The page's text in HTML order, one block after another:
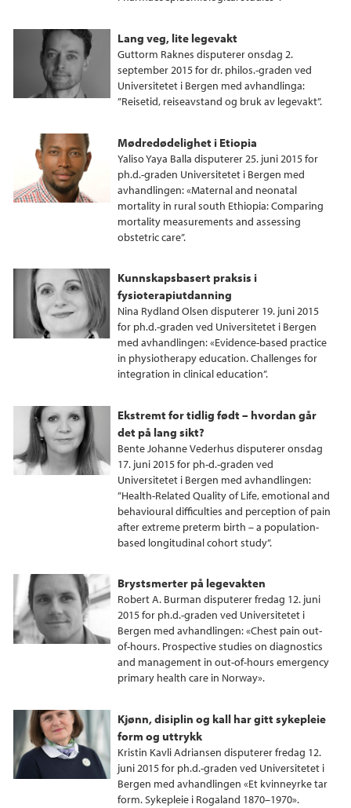
Lang veg, lite legevakt
Guttorm Raknes disputerer onsdag 2.
september 2015 for dr. philos.-graden ved
Universitetet i Bergen med avhandlinga:
”Reisetid, reiseavstand og bruk av legevakt”.
Mødredødelighet i Etiopia
Yaliso Yaya Balla disputerer 25. juni 2015 for
ph.d.-graden Universitetet i Bergen med
avhandlingen: «Maternal and neonatal
mortality in rural south Ethiopia: Comparing
mortality measurements and assessing
obstetric care”.
Kunnskapsbasert praksis i
fysioterapiutdanning
Nina Rydland Olsen disputerer 19. juni 2015
for ph.d.-graden ved Universitetet i Bergen
med avhandlingen: «Evidence-based practice
in physiotherapy education. Challenges for
integration in clinical education”.
Ekstremt for tidlig født – hvordan går
det på lang sikt?
Bente Johanne Vederhus disputerer onsdag
17. juni 2015 for ph-d.-graden ved
Universitetet i Bergen med avhandlingen:
”Health-Related Quality of Life, emotional and
behavioural difficulties and perception of pain
after extreme preterm birth – a population-
based longitudinal cohort study”.
Brystsmerter på legevakten
Robert A. Burman disputerer fredag 12. juni
2015 for ph.d.-graden ved Universitetet i
Bergen med avhandlingen: «Chest pain out-
of-hours. Prospective studies on diagnostics
and management in out-of-hours emergency
primary health care in Norway».
Kjønn, disiplin og kall har gitt sykepleie
form og uttrykk
Kristin Kavli Adriansen disputerer fredag 12.
juni 2015 for ph.d.-graden ved Universitetet i
Bergen med avhandlingen «Et kvinneyrke tar
form. Sykepleie i Rogaland 1870–1970».